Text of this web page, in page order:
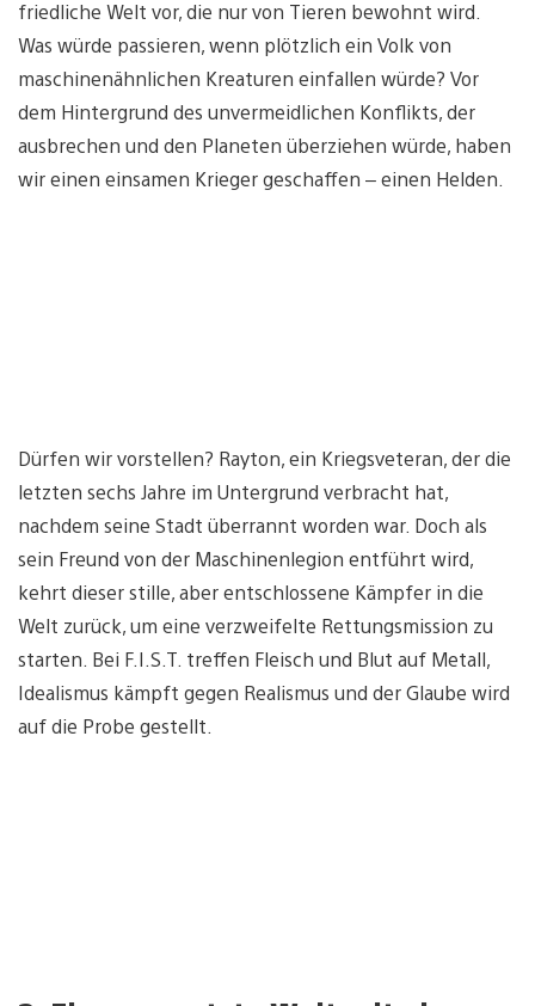
friedliche Welt vor, die nur von Tieren bewohnt wird.
Was würde passieren, wenn plötzlich ein Volk von
maschinenähnlichen Kreaturen einfallen würde? Vor
dem Hintergrund des unvermeidlichen Konflikts, der
ausbrechen und den Planeten überziehen würde, haben
wir einen einsamen Krieger geschaffen – einen Helden.
Dürfen wir vorstellen? Rayton, ein Kriegsveteran, der die
letzten sechs Jahre im Untergrund verbracht hat,
nachdem seine Stadt überrannt worden war. Doch als
sein Freund von der Maschinenlegion entführt wird,
kehrt dieser stille, aber entschlossene Kämpfer in die
Welt zurück, um eine verzweifelte Rettungsmission zu
starten. Bei F.I.S.T. treffen Fleisch und Blut auf Metall,
Idealismus kämpft gegen Realismus und der Glaube wird
auf die Probe gestellt.